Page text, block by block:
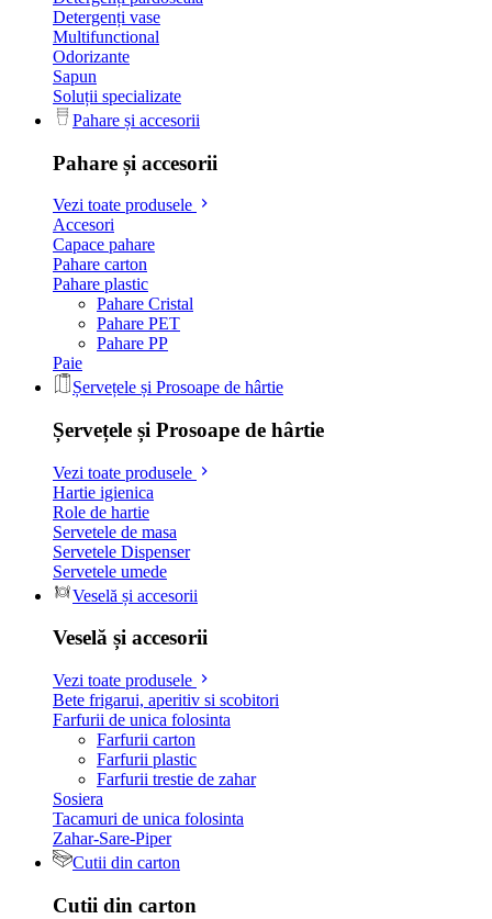
Detergenți vase
Multifunctional
Odorizante
Sapun
Soluții specializate
Pahare și accesorii
Pahare și accesorii
Vezi toate produsele
Accesori
Capace pahare
Pahare carton
Pahare plastic
Pahare Cristal
Pahare PET
Pahare PP
Paie
Șervețele și Prosoape de hârtie
Șervețele și Prosoape de hârtie
Vezi toate produsele
Hartie igienica
Role de hartie
Servetele de masa
Servetele Dispenser
Servetele umede
Veselă și accesorii
Veselă și accesorii
Vezi toate produsele
Bete frigarui, aperitiv si scobitori
Farfurii de unica folosinta
Farfurii carton
Farfurii plastic
Farfurii trestie de zahar
Sosiera
Tacamuri de unica folosinta
Zahar-Sare-Piper
Cutii din carton
Cutii din carton